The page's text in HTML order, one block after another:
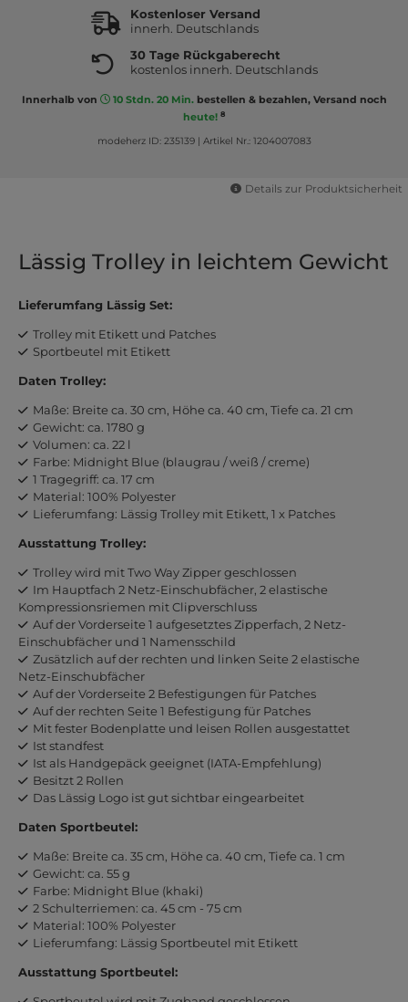
Kostenloser Versand
innerh. Deutschlands
30 Tage Rückgaberecht
kostenlos innerh. Deutschlands
Innerhalb von 10 Stdn. 20 Min.bestellen & bezahlen, Versand noch
heute! 8
modeherz ID: 235139| Artikel Nr.: 1204007083
Details zur Produktsicherheit
Lässig Trolley in leichtem Gewicht
Lieferumfang Lässig Set:
Trolley mit Etikett und Patches
Sportbeutel mit Etikett
Daten Trolley:
Maße: Breite ca. 30 cm, Höhe ca. 40 cm, Tiefe ca. 21 cm
Gewicht: ca. 1780 g
Volumen: ca. 22 l
Farbe: Midnight Blue (blaugrau / weiß / creme)
1 Tragegriff: ca. 17 cm
Material: 100% Polyester
Lieferumfang: Lässig Trolley mit Etikett, 1 x Patches
Ausstattung Trolley:
Trolley wird mit Two Way Zipper geschlossen
Im Hauptfach 2 Netz-Einschubfächer, 2 elastische
Kompressionsriemen mit Clipverschluss
Auf der Vorderseite 1 aufgesetztes Zipperfach, 2 Netz-
Einschubfächer und 1 Namensschild
Zusätzlich auf der rechten und linken Seite 2 elastische
Netz-Einschubfächer
Auf der Vorderseite 2 Befestigungen für Patches
Auf der rechten Seite 1 Befestigung für Patches
Mit fester Bodenplatte und leisen Rollen ausgestattet
Ist standfest
Ist als Handgepäck geeignet (IATA-Empfehlung)
Besitzt 2 Rollen
Das Lässig Logo ist gut sichtbar eingearbeitet
Daten Sportbeutel:
Maße: Breite ca. 35 cm, Höhe ca. 40 cm, Tiefe ca. 1 cm
Gewicht: ca. 55 g
Farbe: Midnight Blue (khaki)
2 Schulterriemen: ca. 45 cm - 75 cm
Material: 100% Polyester
Lieferumfang: Lässig Sportbeutel mit Etikett
Ausstattung Sportbeutel: